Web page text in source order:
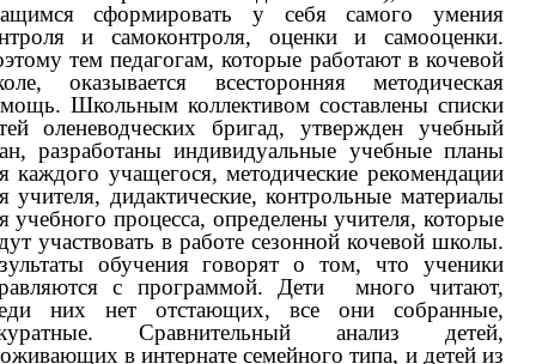
сформировать у себя самого умения
и самоконтроля, oценки и самооценки.
тем педагогам, которые работают в кочевой
оказывается всесторонняя методическая
Школьным коллективом составлены списки
оленеводческих бригад, утвержден учебный
разработаны индивидуальные учебные планы
каждого учащегося, методические рекомендации
учителя, дидактические, контрольные материалы
учебного процесса, определены учителя, которые
участвовать в работе сезонной кочевой школы.
обучения говорят о том, что ученики
с программой. Дети много читают,
них нет отстающих, все они собранные,
Сравнительный анализ детей,
в интернате семейного типа, и детей из